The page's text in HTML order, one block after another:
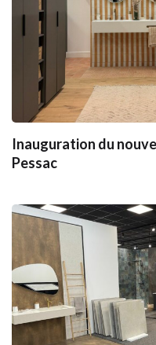
Inauguration du
Pessac